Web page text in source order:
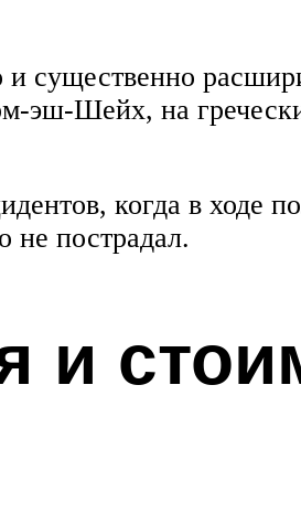
и существенно
эш-Шейх, на
когда в ходе
не пострадал.
и